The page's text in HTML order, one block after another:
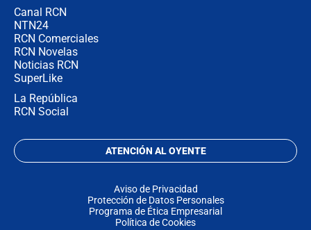
Canal RCN
NTN24
RCN Comerciales
RCN Novelas
Noticias RCN
SuperLike
La República
RCN Social
ATENCIÓN AL OYENTE
Aviso de Privacidad
Protección de Datos Personales
Programa de Ética Empresarial
Política de Cookies